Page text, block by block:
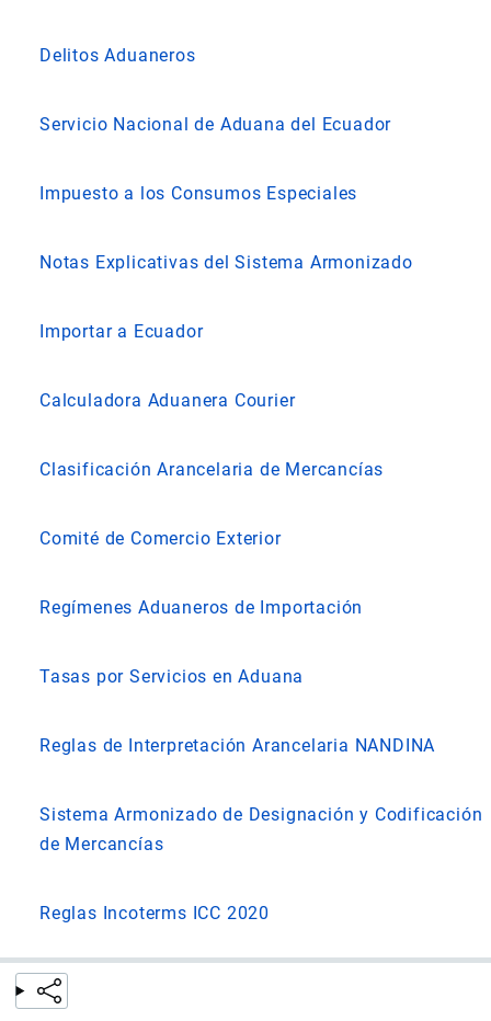
Delitos Aduaneros
Servicio Nacional de Aduana del Ecuador
Impuesto a los Consumos Especiales
Notas Explicativas del Sistema Armonizado
Importar a Ecuador
Calculadora Aduanera Courier
Clasificación Arancelaria de Mercancías
Comité de Comercio Exterior
Regímenes Aduaneros de Importación
Tasas por Servicios en Aduana
Reglas de Interpretación Arancelaria NANDINA
Sistema Armonizado de Designación y Codificación
de Mercancías
Reglas Incoterms ICC 2020